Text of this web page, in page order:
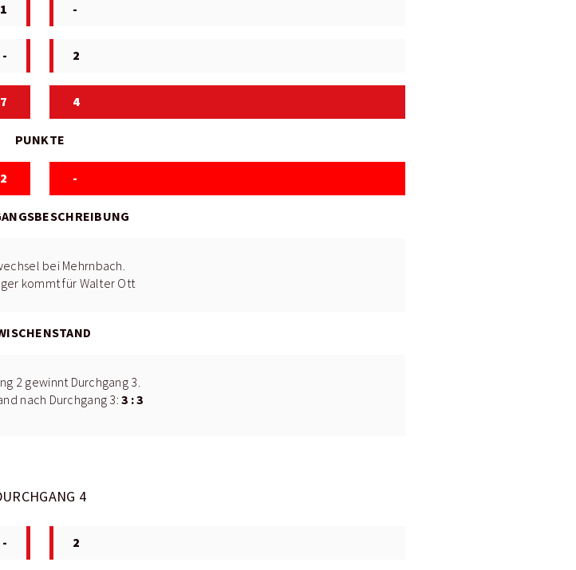
1 -
- 2
7 4
PUNKTE
2 -
bei Mehrnbach.
kommt für Walter Ott
2 gewinnt Durchgang 3.
nach Durchgang 3:3 : 3
4
- 2